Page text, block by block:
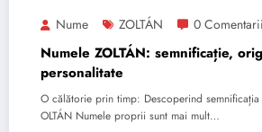
Nume ZOLTÁN 0 Comentarii
Numele ZOLTÁN: semnificație,
personalitate
O călătorie prin timp: Descoperind
OLTÁN Numele proprii sunt mai mult…